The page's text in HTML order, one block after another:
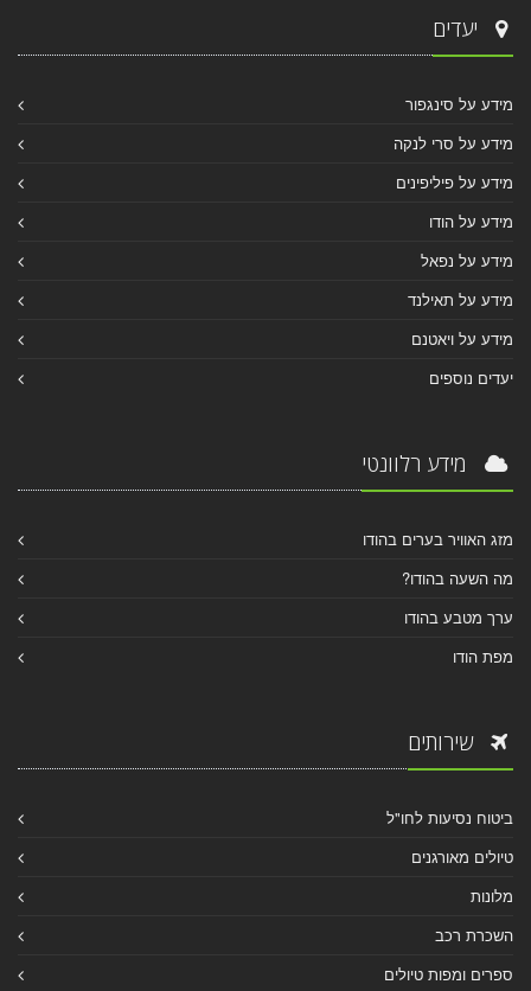
יעדים
מידע על סינגפור
מידע על סרי לנקה
מידע על פיליפינים
מידע על הודו
מידע על נפאל
מידע על תאילנד
מידע על ויאטנם
יעדים נוספים
מידע רלוונטי
מזג האוויר בערים בהודו
מה השעה בהודו?
ערך מטבע בהודו
מפת הודו
שירותים
ביטוח נסיעות לחו"ל
טיולים מאורגנים
מלונות
השכרת רכב
ספרים ומפות טיולים